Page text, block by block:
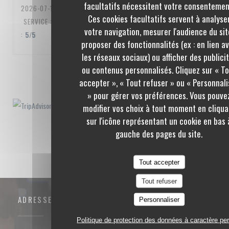
facultatifs nécessitent votre
Ces cookies facultatifs servent à
votre navigation, mesurer l'audience du
proposer des fonctionnalités (ex : en lien
les réseaux sociaux) ou afficher des
ou contenus personnalisés. Cliquez sur «
accepter », « Tout refuser » ou «
» pour gérer vos préférences. Vous
modifier vos choix à tout moment en
sur l'icône représentant un cookie en bas
gauche des pages du site.
Tout accepter
Tout refuser
Personnaliser
Politique de protection des données à caractère
2026-07-10
- 20:00 - COUVERTS 3
SERVICE: AMBIANCE: 5/5 CUISINE: 5/5 QUALITÉ / PRIX
: 5/5
1 2 3
ADRESSE